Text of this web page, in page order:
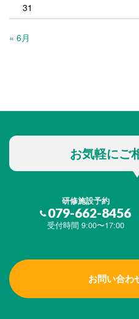
31
« 6月
お気軽にご
研修施設予約
079-662-8456
受付時間 9:00〜17:00
お問い合わ